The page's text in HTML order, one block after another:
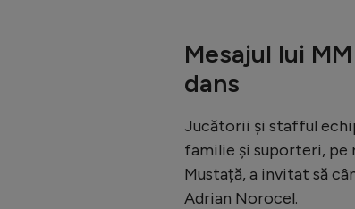
Mesajul lui
dans
Jucătorii și stafful
familie și suporteri, pe
Mustață, a invitat să
Adrian Norocel.